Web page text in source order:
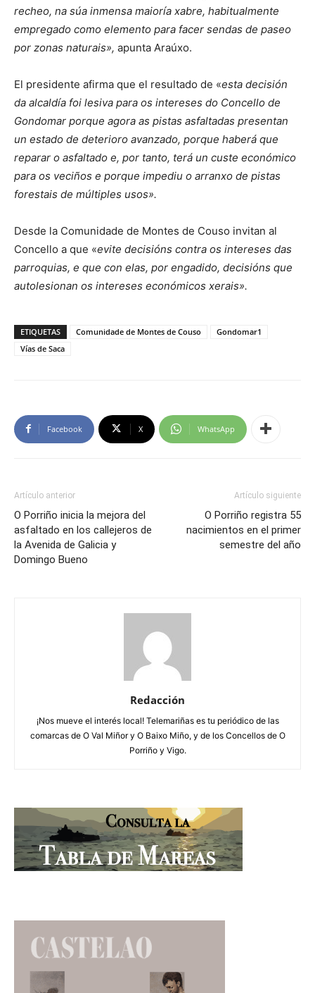
recheo, na súa inmensa maioría xabre, habitualmente
empregado como elemento para facer sendas de paseo
por zonas naturais», apunta Araúxo.
El presidente afirma que el resultado de «esta decisión
da alcaldía foi lesiva para os intereses do Concello de
Gondomar porque agora as pistas asfaltadas presentan
un estado de deterioro avanzado, porque haberá que
reparar o asfaltado e, por tanto, terá un custe económico
para os veciños e porque impediu o arranxo de pistas
forestais de múltiples usos».
Desde la Comunidade de Montes de Couso invitan al
Concello a que «evite decisións contra os intereses das
parroquias, e que con elas, por engadido, decisións que
autolesionan os intereses económicos xerais».
ETIQUETAS Comunidade de Montes de Couso
Gondomar1
Vías de Saca
Facebook X WhatsApp
Artículo anterior
O Porriño inicia la mejora del
asfaltado en los callejeros de
la Avenida de Galicia y
Domingo Bueno
Artículo siguiente
O Porriño registra 55
nacimientos en el primer
semestre del año
Redacción
¡Nos mueve el interés local! Telemariñas es tu periódico de las
comarcas de O Val Miñor y O Baixo Miño, y de los Concellos de O
Porriño y Vigo.